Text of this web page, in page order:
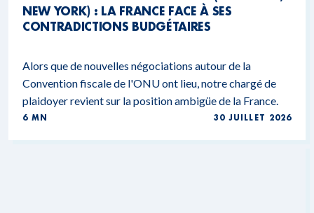
NEW YORK) : LA FRANCE FACE À SES
CONTRADICTIONS BUDGÉTAIRES
Alors que de nouvelles négociations autour de la
Convention fiscale de l'ONU ont lieu, notre chargé de
plaidoyer revient sur la position ambigüe de la France.
6 MN 30 JUILLET 2026